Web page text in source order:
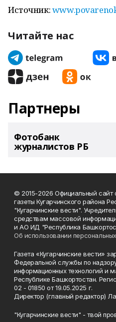
Источник:
Читайте нас
Партнеры
Фотобанк
журналистов РБ
© 2015-2026 Официальный сайт
газеты Кугарчинского района
"Кугарчинские вести".
средствам массовой
и АО ИД "Республика
Об использовании
Газета «Кугарчинские вести»
Федеральной службы по
информационных технологий и
Республике Башкортостан.
02 - 01850 от 19.05.2025 г.
Директор (главный редактор)
"Кугарчинские вести" - твой